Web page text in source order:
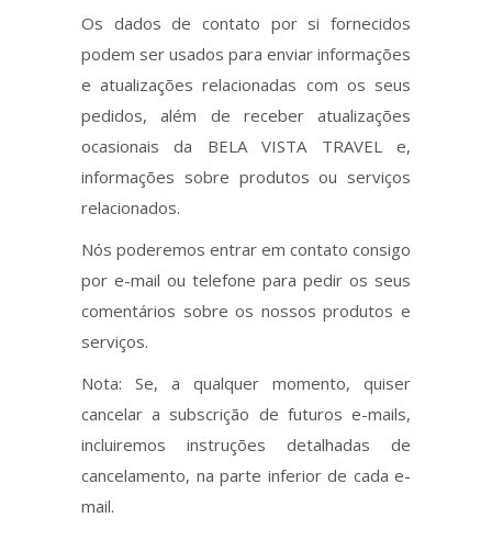
Os dados de contato por si fornecidos
podem ser usados para enviar informações
e atualizações relacionadas com os seus
pedidos, além de receber atualizações
ocasionais da BELA VISTA TRAVEL e,
informações sobre produtos ou serviços
relacionados.
Nós poderemos entrar em contato consigo
por e-mail ou telefone para pedir os seus
comentários sobre os nossos produtos e
serviços.
Nota: Se, a qualquer momento, quiser
cancelar a subscrição de futuros e-mails,
incluiremos instruções detalhadas de
cancelamento, na parte inferior de cada e-
mail.